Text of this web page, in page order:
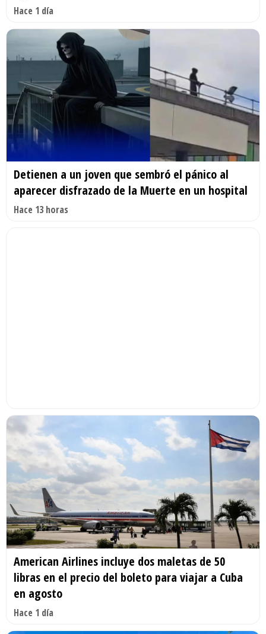
Hace 1 día
Detienen a un joven que sembró el pánico al
aparecer disfrazado de la Muerte en un hospital
Hace 13 horas
American Airlines incluye dos maletas de 50
libras en el precio del boleto para viajar a Cuba
en agosto
Hace 1 día